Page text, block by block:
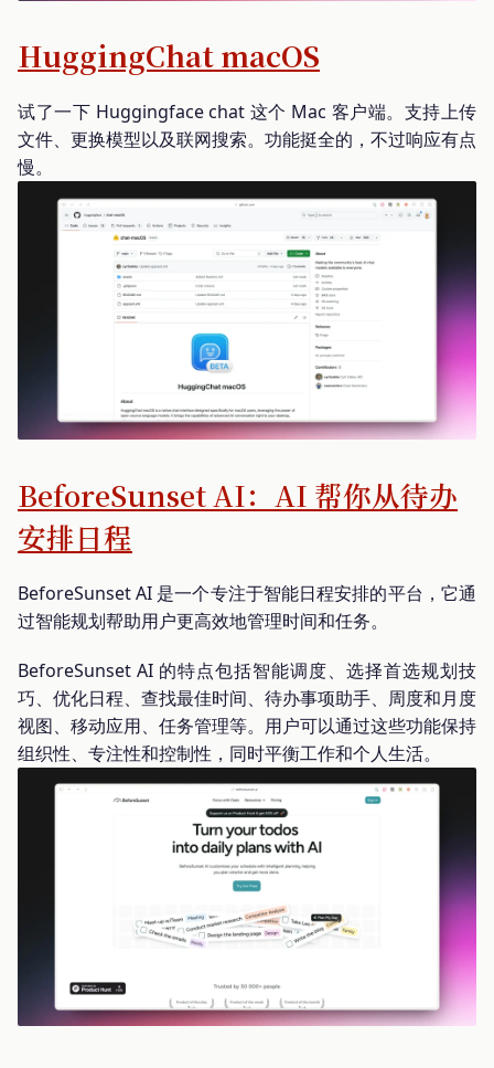
HuggingChat macOS
试了一下 Huggingface chat 这个 Mac 客户端。支持上传
文件、更换模型以及联网搜索。功能挺全的，不过响应有点
慢。
BeforeSunset AI：AI 帮你从待办
安排日程
BeforeSunset AI 是一个专注于智能日程安排的平台，它通
过智能规划帮助用户更高效地管理时间和任务。
BeforeSunset AI 的特点包括智能调度、选择首选规划技
巧、优化日程、查找最佳时间、待办事项助手、周度和月度
视图、移动应用、任务管理等。用户可以通过这些功能保持
组织性、专注性和控制性，同时平衡工作和个人生活。